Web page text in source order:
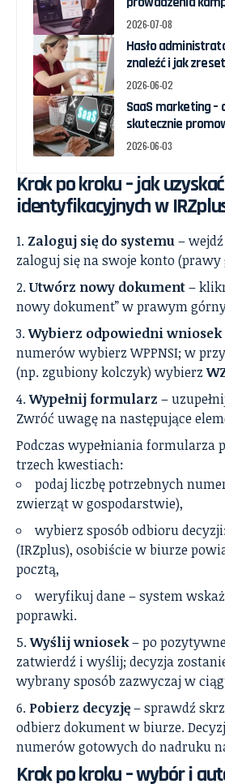
2026-07-08
Hasło
znaleźć i jak
2026-06-02
SaaS marketing –
skutecznie
2026-06-03
Krok po kroku – jak
identyfikacyjnych w
Zaloguj się do systemu–
zaloguj się na swoje konto
Utwórz nowy dokument–
nowy dokument” w prawym
Wybierz odpowiedni wniosek
numerów wybierz WPPNSI; w
(np. zgubiony kolczyk) wybierz
Wypełnij formularz –
Zwróć uwagę na następujące
Podczas wypełniania formularza
trzech kwestiach:
podaj liczbę potrzebnych
zwierząt w gospodarstwie),
wybierz sposób odbioru
(IRZplus), osobiście w biurze
pocztą,
weryfikuj dane – system
poprawki.
Wyślij wniosek– po
zatwierdź i wyślij; decyzja
wybrany sposób zazwyczaj w
Pobierz decyzję– sprawdź
odbierz dokument w biurze.
numerów gotowych do nadruku
Krok po kroku – wybór i